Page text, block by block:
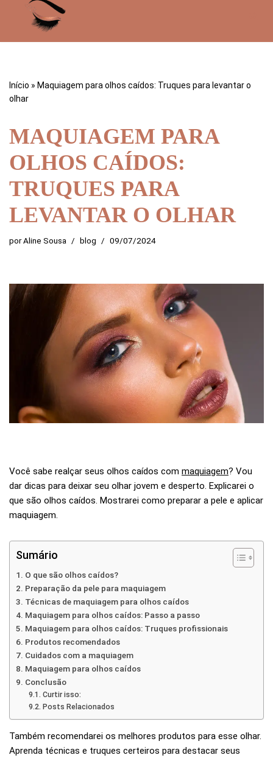
Início » Maquiagem para olhos caídos: Truques para levantar o
olhar
MAQUIAGEM PARA
OLHOS CAÍDOS:
TRUQUES PARA
LEVANTAR O OLHAR
porAline Sousa blog 09/07/2024
Você sabe realçar seus olhos caídos com maquiagem? Vou
dar dicas para deixar seu olhar jovem e desperto. Explicarei o
que são olhos caídos. Mostrarei como preparar a pele e aplicar
maquiagem.
Sumário
O que são olhos caídos?
Preparação da pele para maquiagem
Técnicas de maquiagem para olhos caídos
Maquiagem para olhos caídos: Passo a passo
Maquiagem para olhos caídos: Truques profissionais
Produtos recomendados
Cuidados com a maquiagem
Maquiagem para olhos caídos
Conclusão
Curtir isso:
Posts Relacionados
Também recomendarei os melhores produtos para esse olhar.
Aprenda técnicas e truques certeiros para destacar seus